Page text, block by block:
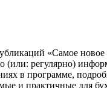
«Самое новое
(или: регулярно)
в программе,
и практичные для